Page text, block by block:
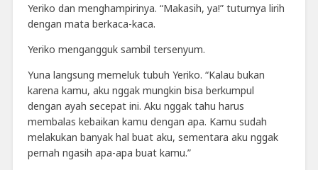
Yeriko dan menghampirinya. “Makasih, ya!” tuturnya lirih
dengan mata berkaca-kaca.
Yeriko mengangguk sambil tersenyum.
Yuna langsung memeluk tubuh Yeriko. “Kalau bukan
karena kamu, aku nggak mungkin bisa berkumpul
dengan ayah secepat ini. Aku nggak tahu harus
membalas kebaikan kamu dengan apa. Kamu sudah
melakukan banyak hal buat aku, sementara aku nggak
pernah ngasih apa-apa buat kamu.”